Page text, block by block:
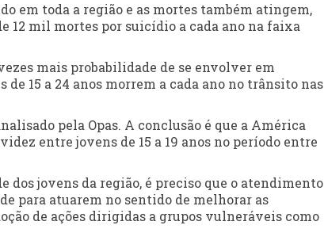
em toda a região e as mortes também atingem,
12 mil mortes por suicídio a cada ano na faixa
mais probabilidade de se envolver em
15 a 24 anos morrem a cada ano no trânsito nas
pela Opas. A conclusão é que a América
entre jovens de 15 a 19 anos no período entre
dos jovens da região, é preciso que o atendimento
para atuarem no sentido de melhorar as
de ações dirigidas a grupos vulneráveis como